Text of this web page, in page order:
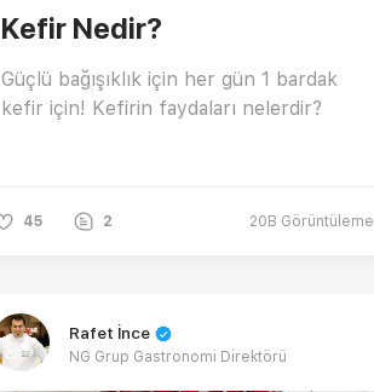
Kefir Nedir?
Güçlü bağışıklık için her gün 1 bardak
kefir için! Kefirin faydaları nelerdir?
45 2 20B Görüntüleme
Rafet İnce
NG Grup Gastronomi Direktörü